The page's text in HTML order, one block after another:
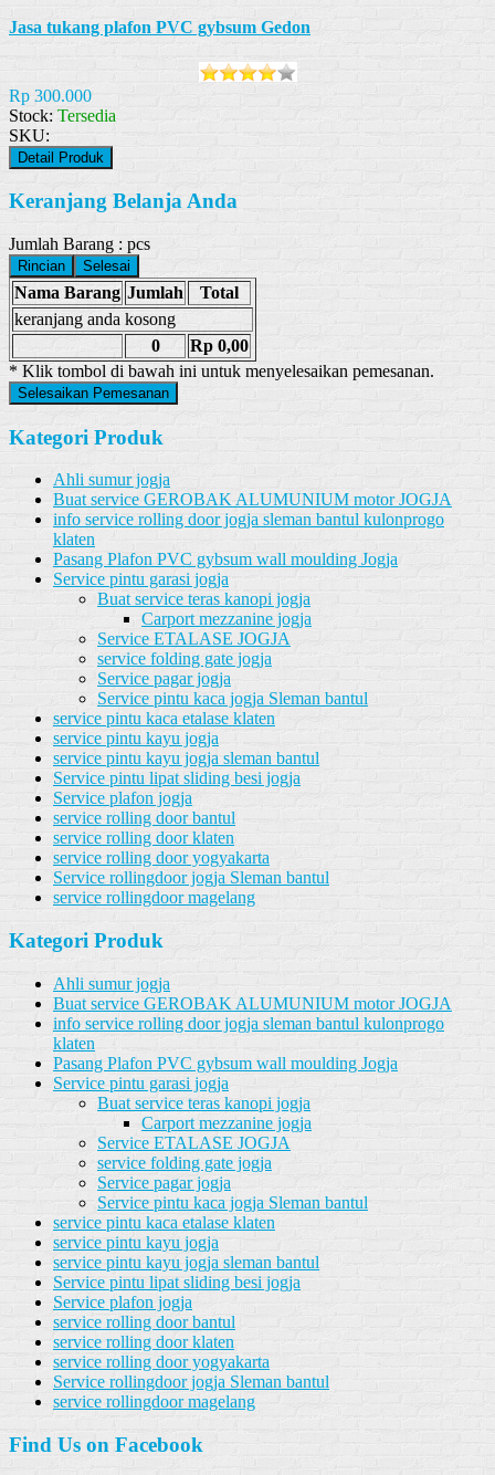
Jasa tukang plafon PVC gybsum Gedon
Rp 300.000
Stock: Tersedia
SKU:
Detail Produk
Keranjang Belanja Anda
Jumlah Barang : pcs
Rincian Selesai
Nama Barang Jumlah Total
0 Rp 0,00
keranjang anda kosong
* Klik tombol di bawah ini untuk menyelesaikan pemesanan.
Selesaikan Pemesanan
Kategori Produk
Ahli sumur jogja
Buat service GEROBAK ALUMUNIUM motor JOGJA
info service rolling door jogja sleman bantul kulonprogo
klaten
Pasang Plafon PVC gybsum wall moulding Jogja
Service pintu garasi jogja
Buat service teras kanopi jogja
Carport mezzanine jogja
Service ETALASE JOGJA
service folding gate jogja
Service pagar jogja
Service pintu kaca jogja Sleman bantul
service pintu kaca etalase klaten
service pintu kayu jogja
service pintu kayu jogja sleman bantul
Service pintu lipat sliding besi jogja
Service plafon jogja
service rolling door bantul
service rolling door klaten
service rolling door yogyakarta
Service rollingdoor jogja Sleman bantul
service rollingdoor magelang
Kategori Produk
Ahli sumur jogja
Buat service GEROBAK ALUMUNIUM motor JOGJA
info service rolling door jogja sleman bantul kulonprogo
klaten
Pasang Plafon PVC gybsum wall moulding Jogja
Service pintu garasi jogja
Buat service teras kanopi jogja
Carport mezzanine jogja
Service ETALASE JOGJA
service folding gate jogja
Service pagar jogja
Service pintu kaca jogja Sleman bantul
service pintu kaca etalase klaten
service pintu kayu jogja
service pintu kayu jogja sleman bantul
Service pintu lipat sliding besi jogja
Service plafon jogja
service rolling door bantul
service rolling door klaten
service rolling door yogyakarta
Service rollingdoor jogja Sleman bantul
service rollingdoor magelang
Find Us on Facebook